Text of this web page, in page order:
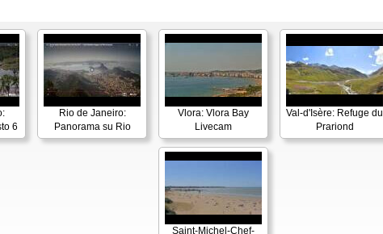
6
Rio de Janeiro:
Panorama su Rio
Vlora: Vlora Bay
Livecam
Val-d'Isère: Refuge du
Prariond
Saint-Michel-Chef-